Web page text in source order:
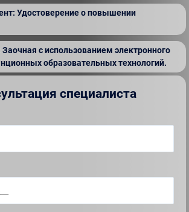
Удостоверение о повышении
с использованием электронного
образовательных технологий.
специалиста